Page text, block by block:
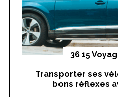
36 15
Transporter ses
bons réflexes